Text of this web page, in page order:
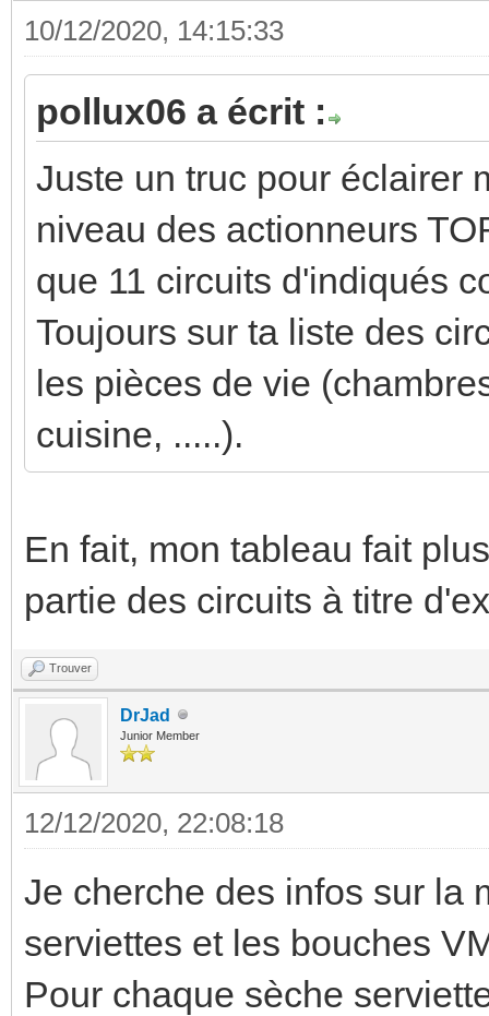
10/12/2020, 14:15:33
pollux06 a écrit :
Juste un truc pour éclairer
niveau des actionneurs
que 11 circuits d'indiqués
Toujours sur ta liste des
les pièces de vie
cuisine, .....).
En fait, mon tableau fait
partie des circuits à titre
Trouver
DrJad
Junior Member
12/12/2020, 22:08:18
Je cherche des infos sur la
serviettes et les bouches
Pour chaque sèche